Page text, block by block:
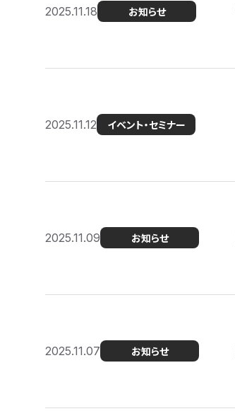
2025.11.18 お知らせ
2025.11.12 イベント・セミナー
2025.11.09 お知らせ
2025.11.07 お知らせ